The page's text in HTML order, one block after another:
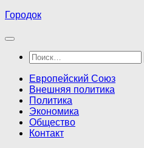
Перейти
содержимому
Городок
Найти:
Европейский Союз
Внешняя политика
Политика
Экономика
Общество
Контакт